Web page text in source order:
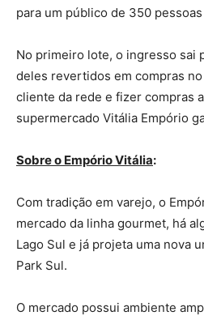
para um público de 350
No primeiro lote, o ingresso sai
deles revertidos em compras
cliente da rede e fizer compras
supermercado Vitália Empório
Sobre o Empório Vitália:
Com tradição em varejo, o
mercado da linha gourmet, há
Lago Sul e já projeta uma nova
Park Sul.
O mercado possui ambiente